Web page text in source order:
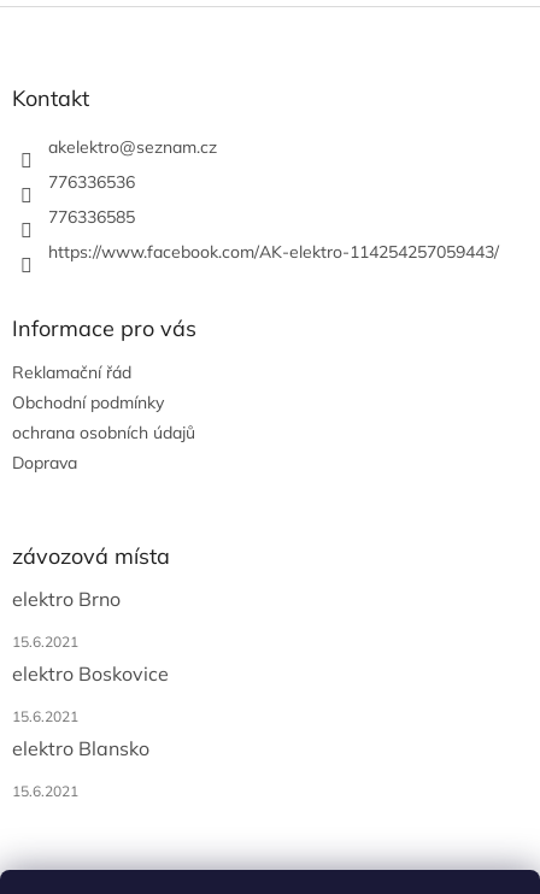
Z
Kontakt
akelektro@seznam.cz
776336536
776336585
https://www.facebook.com/AK-elektro-114254257059443/
Informace pro vás
Reklamační řád
Obchodní podmínky
ochrana osobních údajů
Doprava
závozová místa
elektro Brno
15.6.2021
elektro Boskovice
15.6.2021
elektro Blansko
15.6.2021